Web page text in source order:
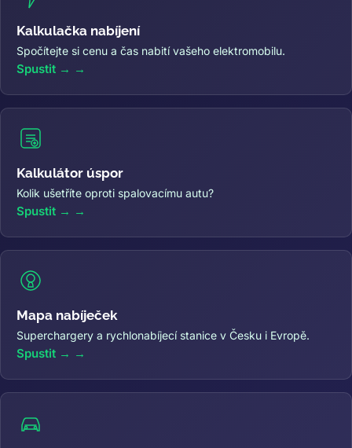
Kalkulačka nabíjení
Spočítejte si cenu a čas nabití vašeho elektromobilu.
Spustit →
Kalkulátor úspor
Kolik ušetříte oproti spalovacímu autu?
Spustit →
Mapa nabíječek
Superchargery a rychlonabíjecí stanice v Česku i Evropě.
Spustit →